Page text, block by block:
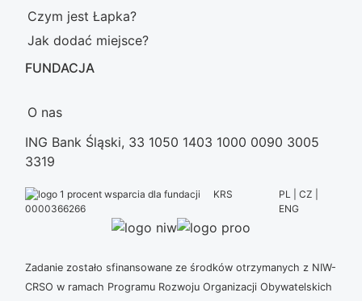
Czym jest Łapka?
Jak dodać miejsce?
FUNDACJA
O nas
ING Bank Śląski, 33 1050 1403 1000 0090 3005
3319
KRS
0000366266
PL | CZ |
ENG
Zadanie zostało sfinansowane ze środków otrzymanych z NIW-
CRSO w ramach Programu Rozwoju Organizacji Obywatelskich